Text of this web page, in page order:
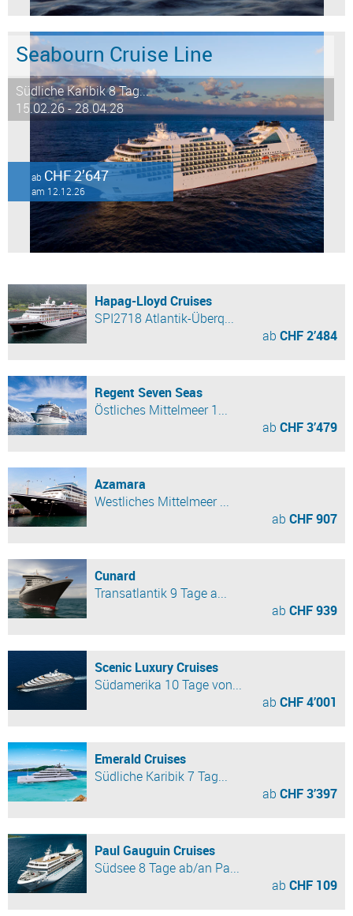
Seabourn Cruise Line
Südliche Karibik 8 Tag...
15.02.26 - 28.04.28
ab CHF 2’647
am 12.12.26
Hapag-Lloyd Cruises
SPI2718 Atlantik-Überq...
ab CHF 2’484
Regent Seven Seas
Östliches Mittelmeer 1...
ab CHF 3’479
Azamara
Westliches Mittelmeer ...
ab CHF 907
Cunard
Transatlantik 9 Tage a...
ab CHF 939
Scenic Luxury Cruises
Südamerika 10 Tage von...
ab CHF 4’001
Emerald Cruises
Südliche Karibik 7 Tag...
ab CHF 3’397
Paul Gauguin Cruises
Südsee 8 Tage ab/an Pa...
ab CHF 109